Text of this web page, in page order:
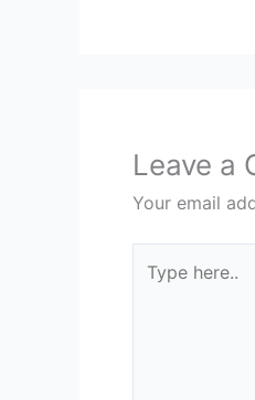
Leave a
Your email
here..